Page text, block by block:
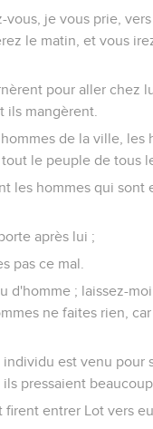
je vous prie,
le matin, et vous
pour aller chez
ils mangèrent.
de la ville, les
le peuple de tous
les hommes qui
après lui ;
pas ce mal.
; laissez-
ne faites rien,
est venu
pressaient
entrer Lot vers